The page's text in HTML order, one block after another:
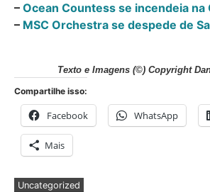
– Ocean Countess se incendeia na
– MSC Orchestra se despede de
Texto e Imagens (©) Copyright
Compartilhe isso:
Facebook WhatsApp
Mais
Uncategorized